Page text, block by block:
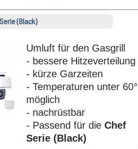
(Black)
Umluft für den Gasgrill
- bessere Hitzeverteilung
- kürze Garzeiten
- Temperaturen unter 60°
möglich
- nachrüstbar
- Passend für die Chef
Serie (Black)